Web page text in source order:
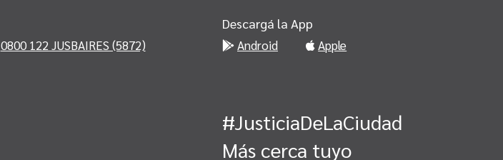
0800 122 JUSBAIRES (5872)
Descargá la App
Android Apple
#JusticiaDeLaCiudad
Más cerca tuyo